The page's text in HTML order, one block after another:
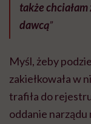
także
dawcą”
Myśl, żeby
zakiełkowała w
trafiła do
oddanie narządu